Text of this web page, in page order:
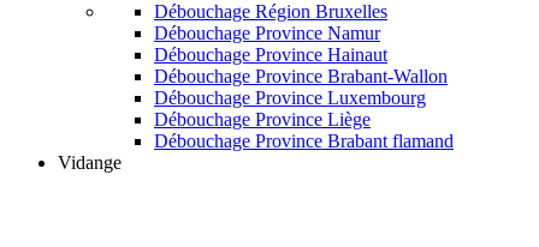
Débouchage Région Bruxelles
Débouchage Province Namur
Débouchage Province Hainaut
Débouchage Province Brabant-Wallon
Débouchage Province Luxembourg
Débouchage Province Liège
Débouchage Province Brabant flamand
Vidange